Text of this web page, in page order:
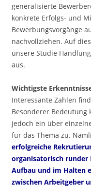
generalisierte
konkrete Erfolgs- und
Bewerbungsvorgänge
nachvollziehen. Auf
unsere Studie
aus.
Wichtigste
Interessante Zahlen
Besonderer
jedoch ein über
für das Thema zu.
erfolgreiche
organisatorisch runder
Aufbau und im Halten
zwischen Arbeitgeber